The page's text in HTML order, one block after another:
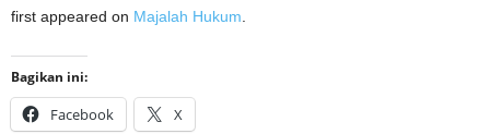
first appeared on Majalah Hukum
Bagikan ini:
Facebook X